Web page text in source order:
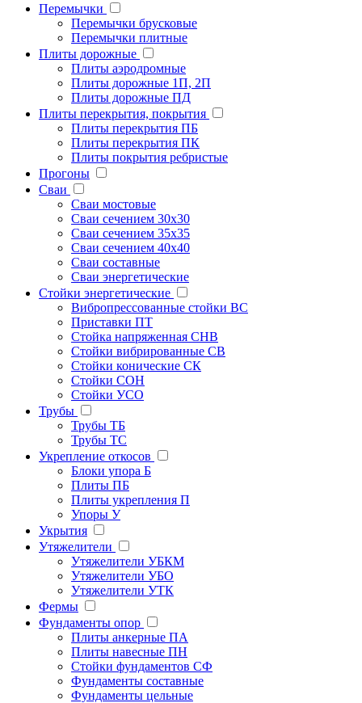
Перемычки
Перемычки брусковые
Перемычки плитные
Плиты дорожные
Плиты аэродромные
Плиты дорожные 1П, 2П
Плиты дорожные ПД
Плиты перекрытия, покрытия
Плиты перекрытия ПБ
Плиты перекрытия ПК
Плиты покрытия ребристые
Прогоны
Сваи
Сваи мостовые
Сваи сечением 30х30
Сваи сечением 35х35
Сваи сечением 40х40
Сваи составные
Сваи энергетические
Стойки энергетические
Вибропрессованные стойки ВС
Приставки ПТ
Стойка напряженная СНВ
Стойки вибрированные СВ
Стойки конические СК
Стойки СОН
Стойки УСО
Трубы
Трубы ТБ
Трубы ТС
Укрепление откосов
Блоки упора Б
Плиты ПБ
Плиты укрепления П
Упоры У
Укрытия
Утяжелители
Утяжелители УБКМ
Утяжелители УБО
Утяжелители УТК
Фермы
Фундаменты опор
Плиты анкерные ПА
Плиты навесные ПН
Стойки фундаментов СФ
Фундаменты составные
Фундаменты цельные